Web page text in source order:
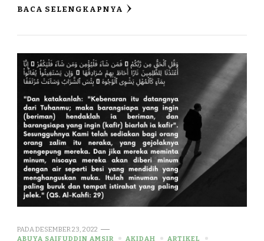
BACA SELENGKAPNYA
PADA DESEMBER 23, 2022
ABUYA SAIFUDDIN AMSIR
AKIDAH
ARTIKEL